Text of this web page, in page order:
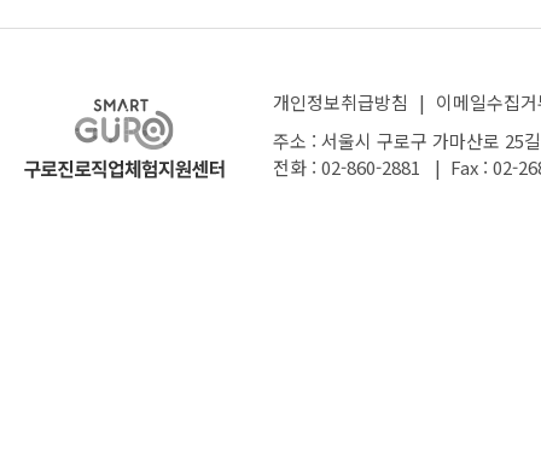
개인정보취급방침 | 이메일수집
주소 : 서울시 구로구 가마산로 25
전화 : 02-860-2881 | Fax : 02-